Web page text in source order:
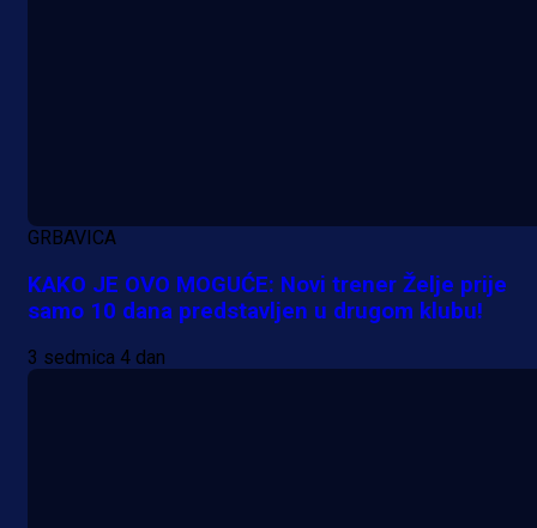
GRBAVICA
KAKO JE OVO MOGUĆE: Novi trener Želje prije
samo 10 dana predstavljen u drugom klubu!
3 sedmica 4 dan